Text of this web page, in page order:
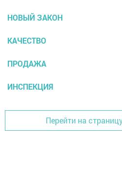
НОВЫЙ ЗАКОН
КАЧЕСТВО
ПРОДАЖА
ИНСПЕКЦИЯ
Перейти на